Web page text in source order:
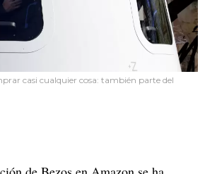
casi cualquier cosa: también parte del